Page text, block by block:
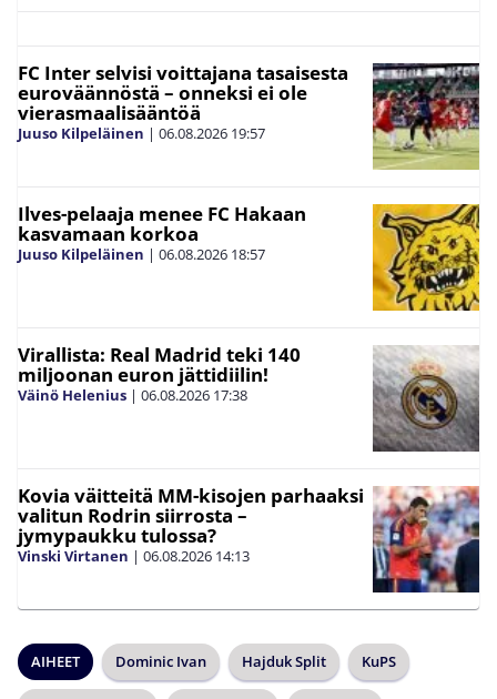
FC Inter selvisi voittajana tasaisesta
euroväännöstä – onneksi ei ole
vierasmaalisääntöä
Juuso Kilpeläinen | 06.08.2026 19:57
Ilves-pelaaja menee FC Hakaan
kasvamaan korkoa
Juuso Kilpeläinen | 06.08.2026 18:57
Virallista: Real Madrid teki 140
miljoonan euron jättidiilin!
Väinö Helenius | 06.08.2026 17:38
Kovia väitteitä MM-kisojen parhaaksi
valitun Rodrin siirrosta –
jymypaukku tulossa?
Vinski Virtanen | 06.08.2026 14:13
AIHEET Dominic Ivan Hajduk Split KuPS